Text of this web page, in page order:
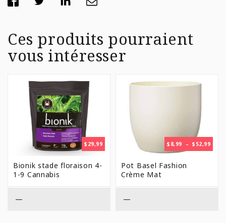
Ces produits pourraient
vous intéresser
$ 29,99
Bionik stade floraison 4-
1-9 Cannabis
—
$ 8,99 – $ 52,99
DE
Pot Basel Fashion
Crème Mat
—